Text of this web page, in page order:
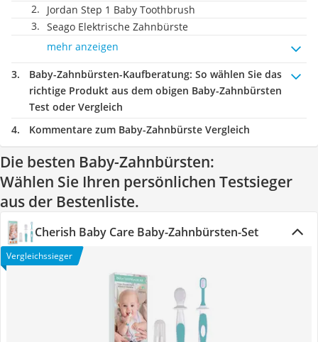
Jordan Step 1 Baby Toothbrush
Seago Elektrische Zahnbürste
mehr anzeigen
Baby-Zahnbürsten-Kaufberatung: So wählen Sie das
richtige Produkt aus dem obigen Baby-Zahnbürsten
Test oder Vergleich
Kommentare zum Baby-Zahnbürste Vergleich
Die besten Baby-Zahnbürsten:
Wählen Sie Ihren persönlichen Testsieger
aus der Bestenliste.
Cherish Baby Care Baby-Zahnbürsten-Set
Vergleichssieger